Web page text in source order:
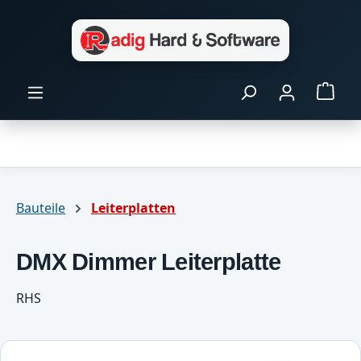
Zum Hauptinhalt springen
Bauteile Leiterplatten
DMX Dimmer Leiterplatte
RHS